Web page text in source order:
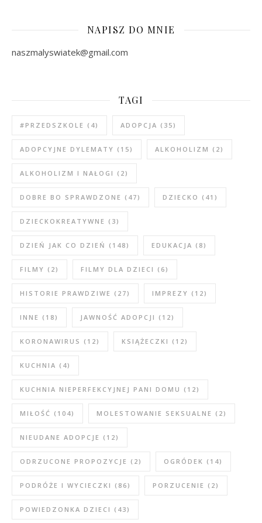
NAPISZ DO MNIE
naszmalyswiatek@gmail.com
TAGI
#PRZEDSZKOLE (4) ADOPCJA (35)
ADOPCYJNE DYLEMATY (15) ALKOHOLIZM (2)
ALKOHOLIZM I NAŁOGI (2)
DOBRE BO SPRAWDZONE (47) DZIECKO (41)
DZIECKOKREATYWNE (3)
DZIEŃ JAK CO DZIEŃ (148) EDUKACJA (8)
FILMY (2) FILMY DLA DZIECI (6)
HISTORIE PRAWDZIWE (27) IMPREZY (12)
INNE (18) JAWNOŚĆ ADOPCJI (12)
KORONAWIRUS (12) KSIĄŻECZKI (12)
KUCHNIA (4)
KUCHNIA NIEPERFEKCYJNEJ PANI DOMU (12)
MIŁOŚĆ (104) MOLESTOWANIE SEKSUALNE (2)
NIEUDANE ADOPCJE (12)
ODRZUCONE PROPOZYCJE (2) OGRÓDEK (14)
PODRÓŻE I WYCIECZKI (86) PORZUCENIE (2)
POWIEDZONKA DZIECI (43)